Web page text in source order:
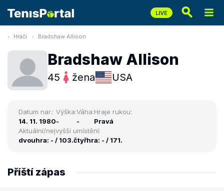
Hráči Bradshaw Allison
Bradshaw Allison
45 žena USA
Datum nar.:
14. 11. 1980
Výška:
-
Váha:
-
Hraje rukou:
Pravá
Aktuální/nejvyšší umístění:
dvouhra: - / 103.čtyřhra: - / 171.
Příští zápas